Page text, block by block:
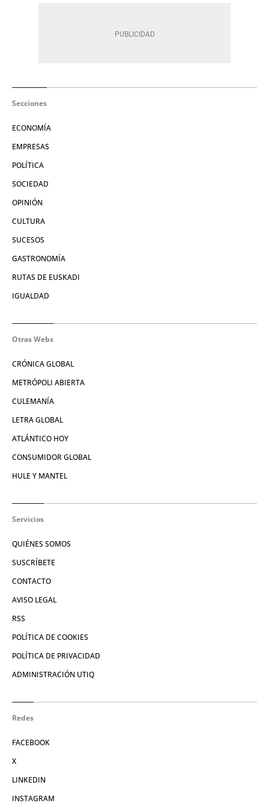
Secciones
ECONOMÍA
EMPRESAS
POLÍTICA
SOCIEDAD
OPINIÓN
CULTURA
SUCESOS
GASTRONOMÍA
RUTAS DE EUSKADI
IGUALDAD
Otras Webs
CRÓNICA GLOBAL
METRÓPOLI ABIERTA
CULEMANÍA
LETRA GLOBAL
ATLÁNTICO HOY
CONSUMIDOR GLOBAL
HULE Y MANTEL
Servicios
QUIÉNES SOMOS
SUSCRÍBETE
CONTACTO
AVISO LEGAL
RSS
POLÍTICA DE COOKIES
POLÍTICA DE PRIVACIDAD
ADMINISTRACIÓN UTIQ
Redes
FACEBOOK
X
LINKEDIN
INSTAGRAM